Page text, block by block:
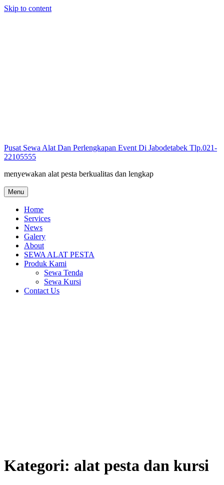
Skip to content
Pusat Sewa Alat Dan Perlengkapan Event Di Jabodetabek Tlp.021-
22105555
menyewakan alat pesta berkualitas dan lengkap
Menu
Home
Services
News
Galery
About
SEWA ALAT PESTA
Produk Kami
Sewa Tenda
Sewa Kursi
Contact Us
Kategori: alat pesta dan kursi